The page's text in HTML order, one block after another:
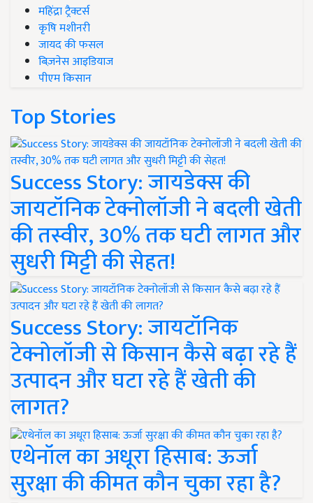
महिंद्रा ट्रैक्टर्स
कृषि मशीनरी
जायद की फसल
बिज़नेस आइडियाज
पीएम किसान
Top Stories
Success Story: जायडेक्स की
जायटॉनिक टेक्नोलॉजी ने बदली खेती
की तस्वीर, 30% तक घटी लागत और
सुधरी मिट्टी की सेहत!
Success Story: जायटॉनिक
टेक्नोलॉजी से किसान कैसे बढ़ा रहे हैं
उत्पादन और घटा रहे हैं खेती की
लागत?
एथेनॉल का अधूरा हिसाब: ऊर्जा
सुरक्षा की कीमत कौन चुका रहा है?